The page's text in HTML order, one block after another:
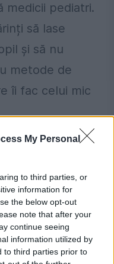
My Personal
to third parties, or
information for
the below opt-out
note that after your
continue seeing
information utilized by
to third parties prior to
medicii pediatri.
să lase
și să nu
metode de
îi fac celui mic
de șofran, ceai
portocale, apă
;